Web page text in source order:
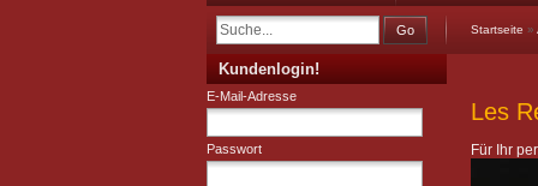
Go Startseite »
Les
Für Ihr
Kundenlogin!
E-Mail-Adresse
Passwort